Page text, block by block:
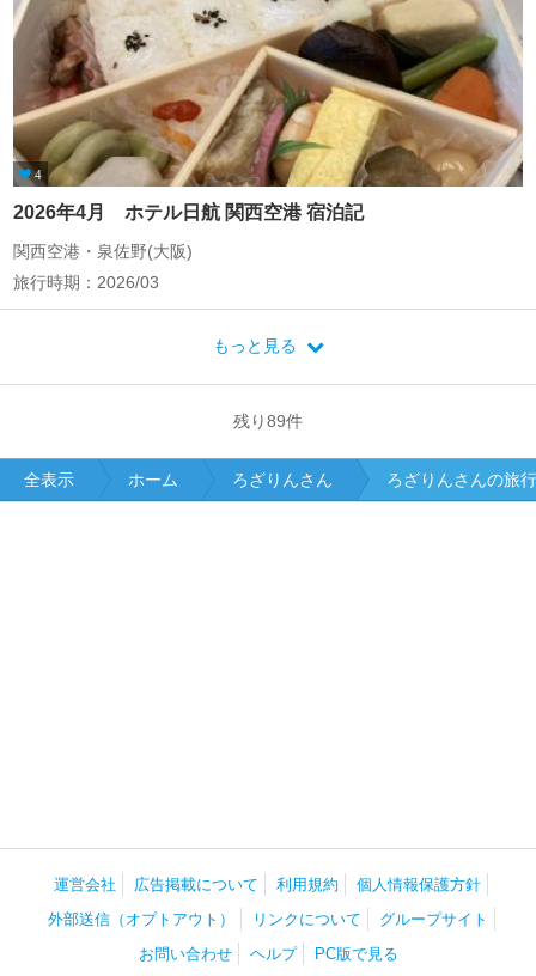
4
2026年4月 ホテル日航 関西空港 宿泊記
関西空港・泉佐野(大阪)
旅行時期：2026/03
もっと見る
残り89件
全表示 ホーム ろざりんさん ろざりんさんの旅
運営会社 広告掲載について 利用規約
個人情報保護方針
外部送信（オプトアウト）
リンクについて
グループサイト
お問い合わせ
ヘルプ PC版で見る